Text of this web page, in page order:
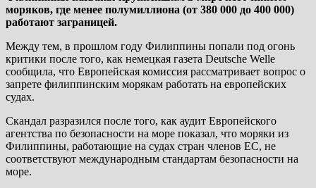
моряков, где менее полумиллиона (от 380 000 до 400 000)
работают заграницей.
Между тем, в прошлом году Филиппины попали под огонь
критики после того, как немецкая газета Deutsche Welle
сообщила, что Европейская комиссия рассматривает вопрос о
запрете филиппинским морякам работать на европейских
судах.
Скандал разразился после того, как аудит Европейского
агентства по безопасности на море показал, что моряки из
Филиппины, работающие на судах стран членов ЕС, не
соответствуют международным стандартам безопасности на
море.